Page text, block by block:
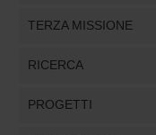
TERZA MISSIONE
RICERCA
PROGETTI